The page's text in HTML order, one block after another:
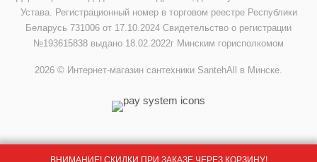
Устава. Регистрационный номер в торговом реестре Республики
Беларусь 731006 от 17.10.2024 Свидетельство о регистрации
№193615838 выдано 18.02.2022г Минским горисполкомом
2026 © Интернет-магазин сантехники SantehAll в Минске.
ВНИМАНИЕ! СКИДКИ ПРИ ЗАКАЗЕ ЧЕРЕЗ КОРЗИНУ!